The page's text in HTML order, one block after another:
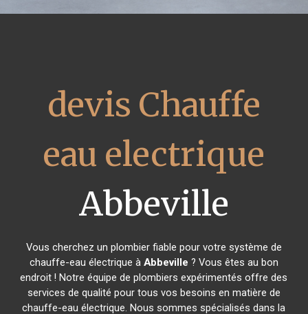
devis Chauffe
eau electrique
Abbeville
Vous cherchez un plombier fiable pour votre système de
chauffe-eau électrique à Abbeville ? Vous êtes au bon
endroit ! Notre équipe de plombiers expérimentés offre des
services de qualité pour tous vos besoins en matière de
chauffe-eau électrique. Nous sommes spécialisés dans la